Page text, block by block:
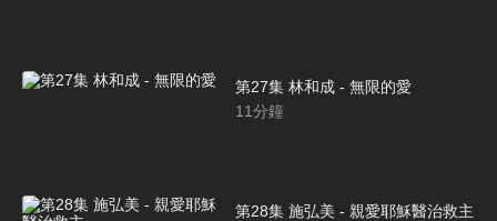
第27集 林和成 - 無限的愛
11分鐘
第28集 施弘美 - 親愛耶穌醫治救主